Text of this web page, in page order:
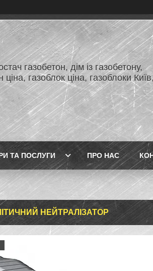
газобетон, дім із газобетону,
ціна, газоблок ціна, газоблоки Київ,
ТА ПОСЛУГИ ПРО НАС
НЕЙТРАЛІЗАТОР